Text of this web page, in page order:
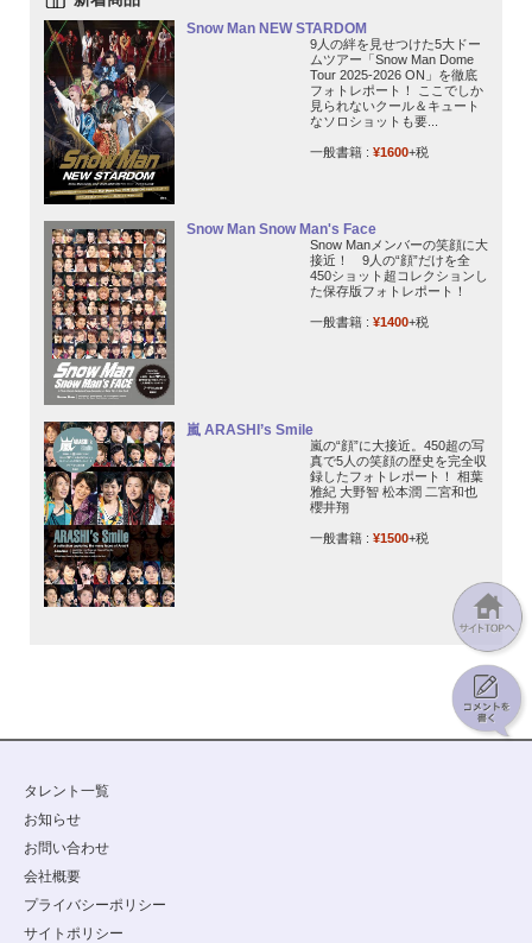
Snow Man NEW STARDOM
9人の絆を見せつけた5大ドー
ムツアー「Snow Man Dome
Tour 2025-2026 ON」を徹底
フォトレポート！ ここでしか
見られないクール＆キュート
なソロショットも要...
一般書籍 : ¥1600+税
Snow Man Snow Man's Face
Snow Manメンバーの笑顔に大
接近！ 9人の“顔”だけを全
450ショット超コレクションし
た保存版フォトレポート！
一般書籍 : ¥1400+税
嵐 ARASHI’s Smile
嵐の“顔”に大接近。450超の写
真で5人の笑顔の歴史を完全収
録したフォトレポート！ 相葉
雅紀 大野智 松本潤 二宮和也
櫻井翔
一般書籍 : ¥1500+税
タレント一覧
お知らせ
お問い合わせ
会社概要
プライバシーポリシー
サイトポリシー